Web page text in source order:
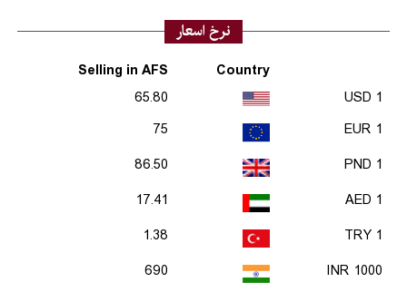
نرخ اسعار
Country
Selling in AFS
1 USD
65.80
1 EUR
75
1 PND
86.50
1 AED
17.41
1 TRY
1.38
1000 INR
690